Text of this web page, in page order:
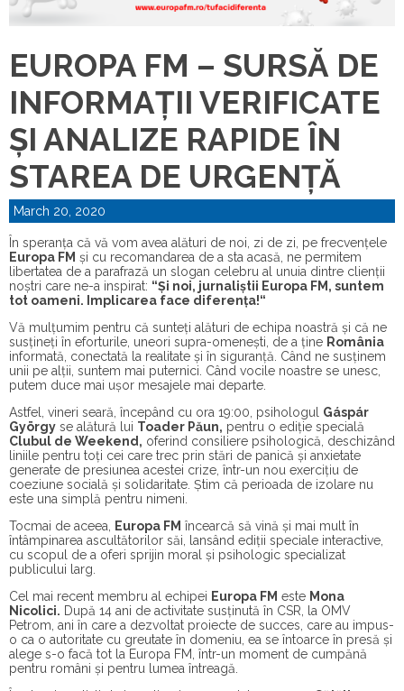
EUROPA FM – SURSĂ DE
INFORMAȚII VERIFICATE
ȘI ANALIZE RAPIDE ÎN
STAREA DE URGENȚĂ
March 20, 2020
În speranța că vă vom avea alături de noi, zi de zi, pe frecvențele
Europa FM și cu recomandarea de a sta acasă, ne permitem
libertatea de a parafrază un slogan celebru al unuia dintre clienții
noștri care ne-a inspirat: “Și noi, jurnaliștii Europa FM, suntem
tot oameni. Implicarea face diferența!“
Vă mulțumim pentru că sunteți alături de echipa noastră și că ne
susțineți în eforturile, uneori supra-omenești, de a ține România
informată, conectată la realitate și în siguranță. Când ne susținem
unii pe alții, suntem mai puternici. Când vocile noastre se unesc,
putem duce mai ușor mesajele mai departe.
Astfel, vineri seară, începând cu ora 19:00, psihologul Gáspár
György se alătură lui Toader Păun, pentru o ediție specială
Clubul de Weekend, oferind consiliere psihologică , deschizând
liniile pentru toți cei care trec prin stări de panică și anxietate
generate de presiunea acestei crize, într-un nou exercițiu de
coeziune socială și solidaritate. Știm că perioada de izolare nu
este una simplă pentru nimeni.
Tocmai de aceea,
Europa FM încearcă să vină și mai mult în
întâmpinarea ascultătorilor săi, lansând ediții speciale interactive,
cu scopul de a oferi sprijin moral și psihologic specializat
publicului larg.
Cel mai recent membru al echipei Europa FM este Mona
Nicolici. După 14 ani de activitate susținută în CSR, la OMV
Petrom, ani în care a dezvoltat proiecte de succes, care au impus-
o ca o autoritate cu greutate în domeniu, ea se întoarce în presă și
alege s-o facă tot la Europa FM, într-un moment de cumpănă
pentru români și pentru lumea întreagă.